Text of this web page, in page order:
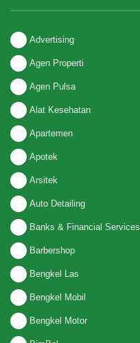
Advertising
Agen Properti
Agen Pulsa
Alat Kesehatan
Apartemen
Apotek
Arsitek
Auto Detailing
Banks & Financial Services
Barbershop
Bengkel Las
Bengkel Mobil
Bengkel Motor